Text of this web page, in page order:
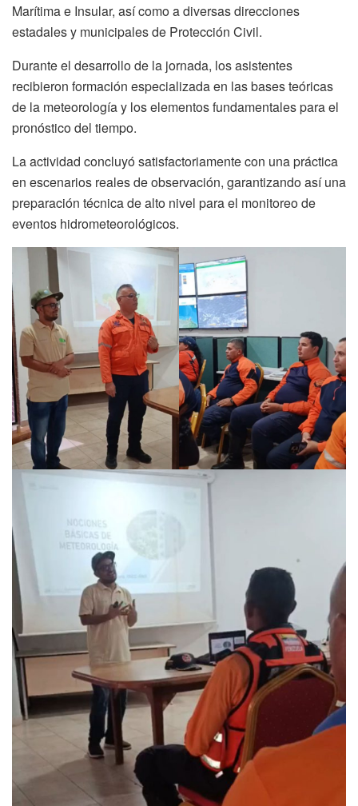
Marítima e Insular, así como a diversas direcciones
estadales y municipales de Protección Civil.
Durante el desarrollo de la jornada, los asistentes
recibieron formación especializada en las bases teóricas
de la meteorología y los elementos fundamentales para el
pronóstico del tiempo.
La actividad concluyó satisfactoriamente con una práctica
en escenarios reales de observación, garantizando así una
preparación técnica de alto nivel para el monitoreo de
eventos hidrometeorológicos.